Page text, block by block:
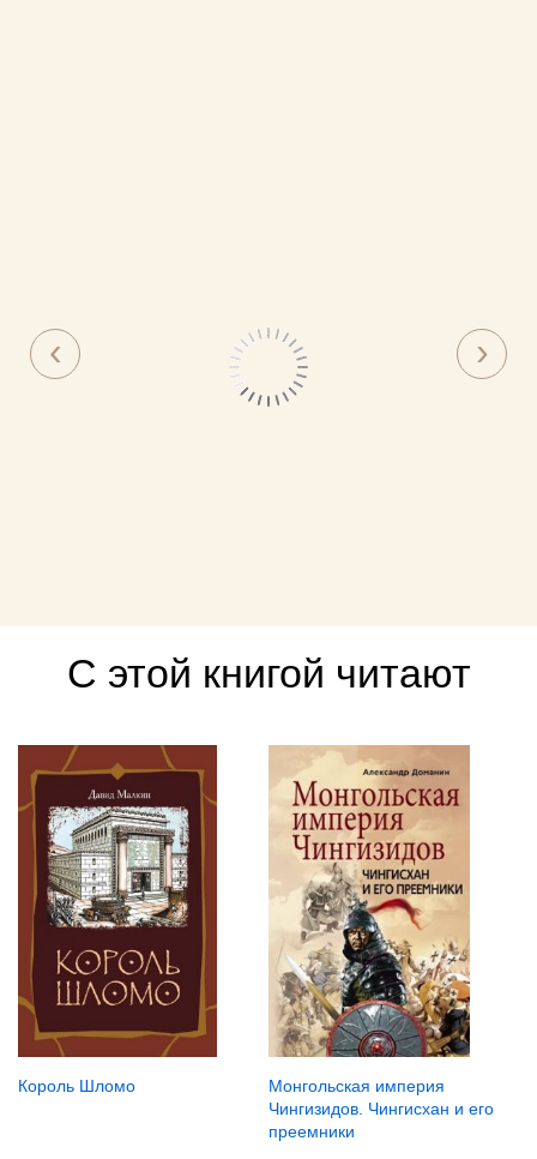
С этой книгой читают
Король Шломо
Монгольская империя
Чингизидов. Чингисхан и его
преемники